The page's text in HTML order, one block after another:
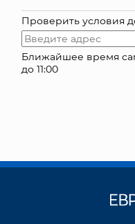
Проверить условия
Ближайшее время
до 11:00